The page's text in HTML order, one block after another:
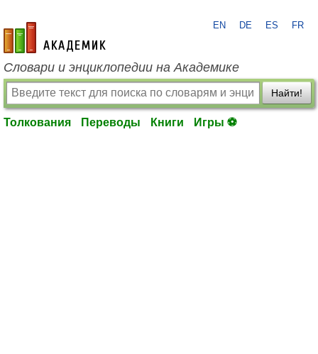
academic.ru
EN DE ES FR
Словари и энциклопедии на Академике
Найти!
Толкования Переводы Книги Игры ⚽